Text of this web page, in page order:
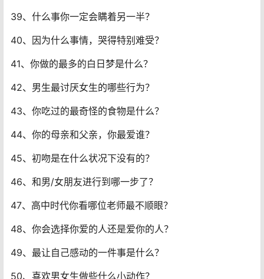
39、什么事你一定会瞒着另一半？
40、因为什么事情，哭得特别难受？
41、你做的最多的白日梦是什么？
42、男生最讨厌女生的哪些行为？
43、你吃过的最奇怪的食物是什么？
44、你的母亲和父亲，你最爱谁？
45、初吻是在什么状况下没有的？
46、和男/女朋友进行到哪一步了？
47、高中时代你看哪位老师最不顺眼？
48、你会选择你爱的人还是爱你的人？
49、最让自己感动的一件事是什么？
50、喜欢男女生做些什么小动作？